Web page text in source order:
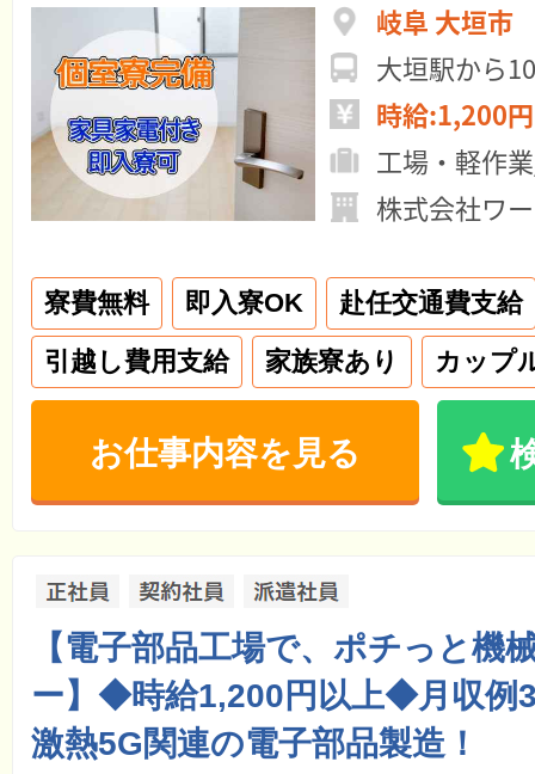
岐阜 大垣市
大垣駅から
時給:1,200
工場・軽作
株式会社ワ
寮費無料 即入寮OK
赴任交通費支給
引越し費用支給
家族寮あり カップ
お仕事内容を見る
【電子部品工場で、ポチっと機
ー】◆時給1,200円以上◆月収例
激熱5G関連の電子部品製造！